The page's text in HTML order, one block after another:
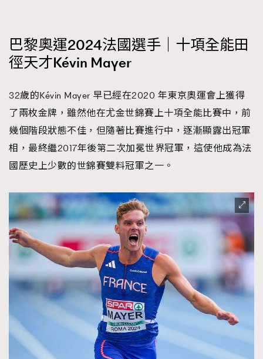
巴黎奧運2024法國選手｜十項全能田
徑天才Kévin Mayer
32歲的Kévin Mayer 早已經在2020 年東京奧運會上獲得
了兩枚金牌，雖然他在尤金世錦賽上十項全能比賽中，前
幾個階段狀態不佳，但隨著比賽進行中，逐漸顯露出冠軍
相，最終繼2017年後第二次加冕世界冠軍，這使他成為法
國歷史上少數的世錦賽雙料冠軍之一。